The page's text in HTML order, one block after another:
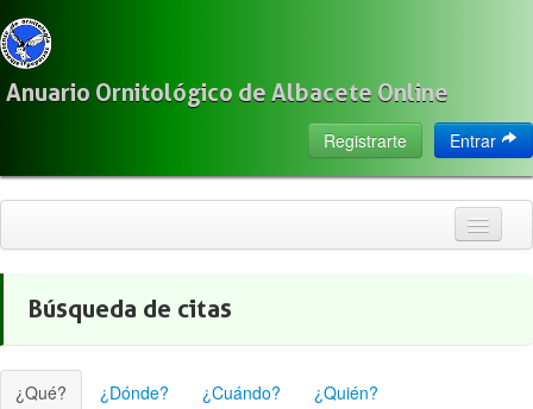
Anuario Ornitológico de Albacete Online
Entrar
Registrarte
Citas
Búsqueda de citas
¿Qué? ¿Dónde? ¿Cuándo?
¿Quién?